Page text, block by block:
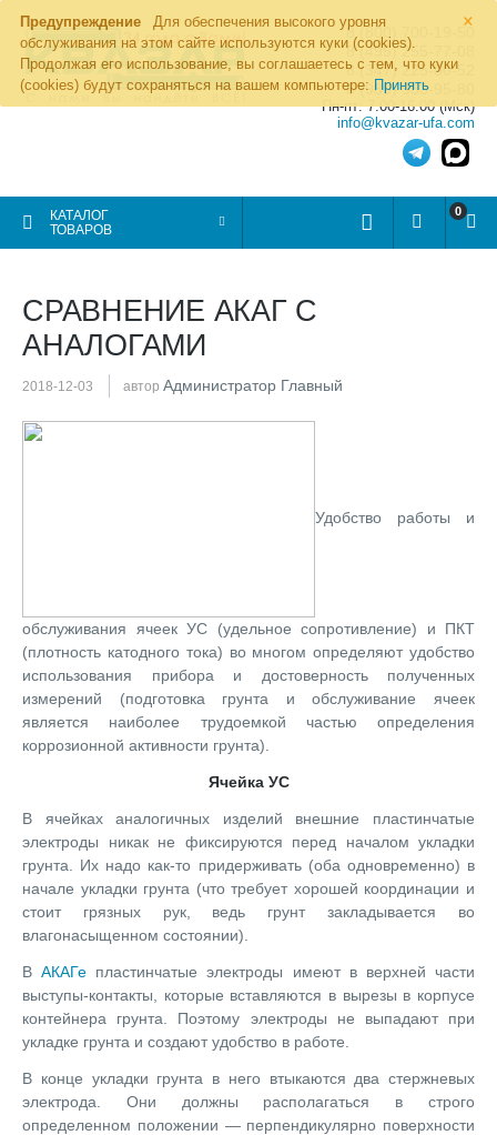
×
Предупреждение
Для обеспечения высокого уровня
обслуживания на этом сайте используются куки (cookies).
Продолжая его использование, вы соглашаетесь с тем, что куки
(cookies) будут сохраняться на вашем компьютере: Принять
8 (800) 700-19-50
8 (495) 255-77-08
8 (347) 225-00-52
8 (986) 963-95-80
Пн-пт: 7.00-16.00 (Мск)
info@kvazar-ufa.com
КАТАЛОГ
ТОВАРОВ
0
СРАВНЕНИЕ АКАГ С
АНАЛОГАМИ
2018-12-03 автор Администратор Главный
Удобство работы и
обслуживания ячеек УС (удельное сопротивление) и ПКТ
(плотность катодного тока) во многом определяют удобство
использования прибора и достоверность полученных
измерений (подготовка грунта и обслуживание ячеек
является наиболее трудоемкой частью определения
коррозионной активности грунта).
Ячейка УС
В ячейках аналогичных изделий внешние пластинчатые
электроды никак не фиксируются перед началом укладки
грунта. Их надо как-то придерживать (оба одновременно) в
начале укладки грунта (что требует хорошей координации и
стоит грязных рук, ведь грунт закладывается во
влагонасыщенном состоянии).
ВАКАГе пластинчатые электроды имеют в верхней части
выступы-контакты, которые вставляются в вырезы в корпусе
контейнера грунта. Поэтому электроды не выпадают при
укладке грунта и создают удобство в работе.
В конце укладки грунта в него втыкаются два стержневых
электрода. Они должны располагаться в строго
определенном положении — перпендикулярно поверхности